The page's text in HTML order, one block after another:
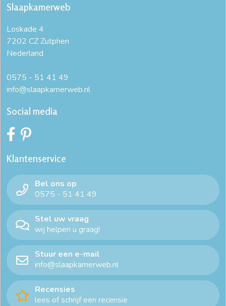
Slaapkamerweb
Loskade 4
7202 CZ Zutphen
Nederland
0575 - 51 41 49
info@slaapkamerweb.nl
Social media
Klantenservice
Bel ons op
0575 - 51 41 49
Stel uw vraag
wij helpen u graag!
Stuur een e-mail
info@slaapkamerweb.nl
Recensies
lees of schrijf een recensie